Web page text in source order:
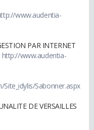
www.audentia-
PAR INTERNET
http://www.audentia-
Sabonner.aspx
DE VERSAILLES